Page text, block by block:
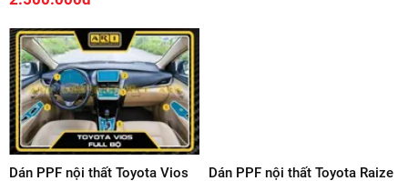
Dán PPF nội thất Toyota Vios
Dán PPF nội thất Toyota Raize